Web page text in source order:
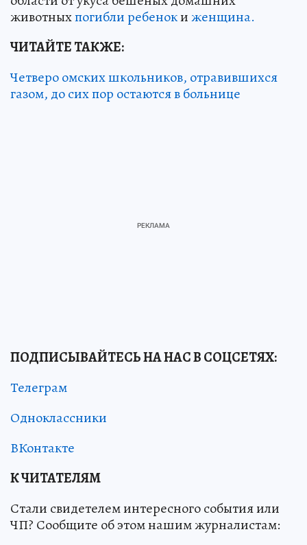
животныхпогибли ребенокиженщина.
ЧИТАЙТЕ ТАКЖЕ:
Четверо омских школьников, отравившихся
газом, до сих пор остаются в больнице
ПОДПИСЫВАЙТЕСЬ НА НАС В СОЦСЕТЯХ:
Телеграм
Одноклассники
ВКонтакте
К ЧИТАТЕЛЯМ
Стали свидетелем интересного события или
ЧП? Сообщите об этом нашим журналистам: